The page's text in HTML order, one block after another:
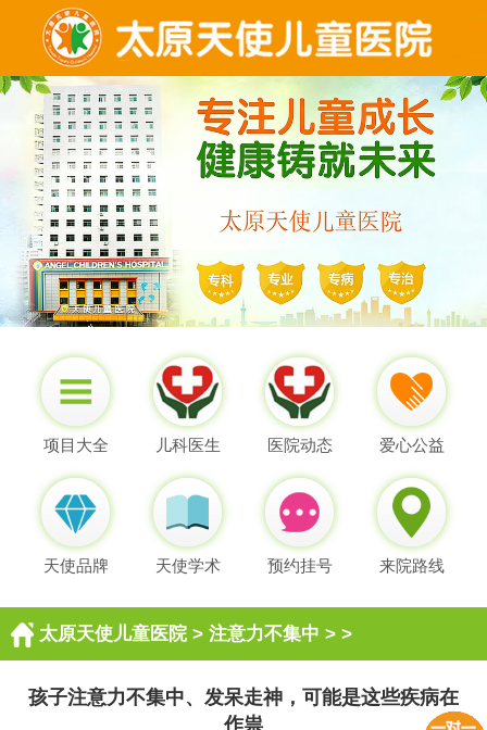
项目大全 儿科医生 医院动态 爱心公益
天使品牌 天使学术 预约挂号 来院路线
太原天使儿童医院> 注意力不集中 > >
孩子注意力不集中、发呆走神，可能是这些疾病在
作祟